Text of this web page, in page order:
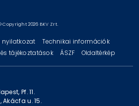
Copyright 2026 BKV Zrt.
nyilatkozat
Technikai információk
tájékoztatások
ÁSZF Oldaltérkép
Pf. 11.
Akácfa u. 15.